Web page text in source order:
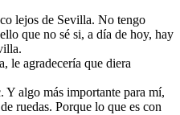
lejos de Sevilla. No tengo
que no sé si, a día de hoy, hay
le agradecería que diera
Y algo más importante para mí,
ruedas. Porque lo que es con